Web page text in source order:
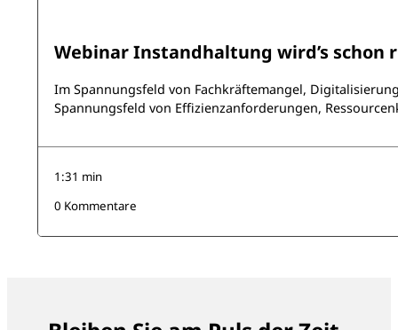
Webinar Instandhaltung wird’s
Im Spannungsfeld von Fachkräftemangel,
Spannungsfeld von Effizienzanforderungen,
1:31 min
0 Kommentare